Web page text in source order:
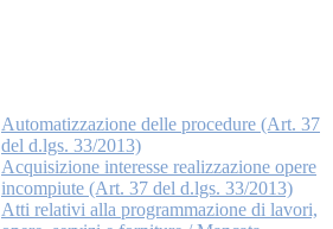
Automatizzazione delle procedure (Art. 37
del d.lgs. 33/2013)
Acquisizione interesse realizzazione opere
incompiute (Art. 37 del d.lgs. 33/2013)
Atti relativi alla programmazione di lavori,